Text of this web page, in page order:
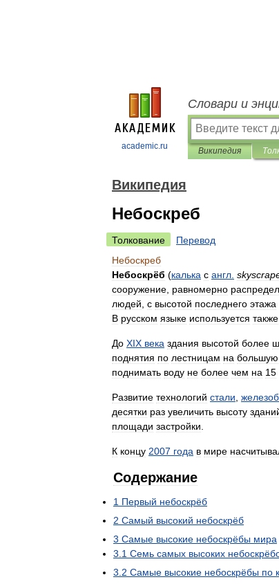
academic.ru
Словари и
Википедия
Википедия
Небоскреб
Толкование
Перевод
Небоскреб
Небоскрёб (калька с англ
сооружение равномерно
людей с высотой последнего этажа
В русском языке используется также
До XIX века здания высотой более
поднятия по лестницам на большую
поднимать воду не более чем на 15
Развитие технологий стали
десятки раз увеличить высоту
площади застройки
К концу 2007 года в мире
Содержание
1 Первый небоскрёб
2 Самый высокий небоскрёб
3 Самые высокие небоскрёбы мира
3 1 Семь самых высоких
3 2 Самые высокие небоскрёбы по